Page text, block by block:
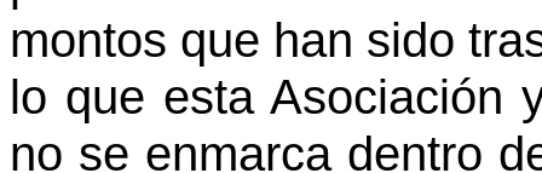
montos que han sido
lo que esta Asociación
no se enmarca dentro